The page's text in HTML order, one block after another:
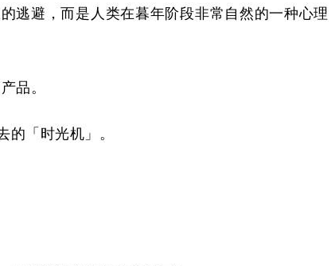
逃避，而是人类在暮年阶段非常自然的一种心理
品。
「时光机」。